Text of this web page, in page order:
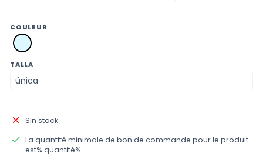
COULEUR
azul
TALLA
close Sin stock
done La quantité minimale de bon de commande pour le produit
est% quantité%.